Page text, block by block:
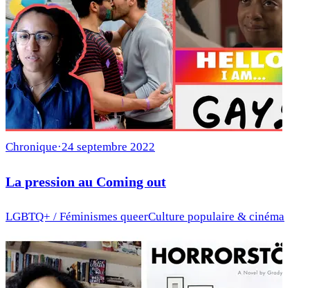
Chronique·24 septembre 2022
La pression au Coming out
LGBTQ+ / Féminismes queerCulture populaire & cinéma